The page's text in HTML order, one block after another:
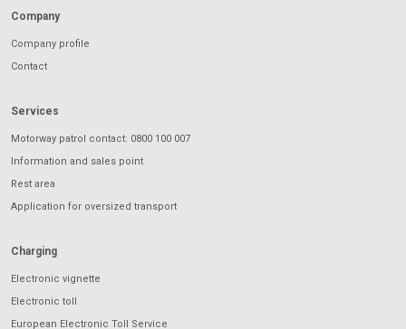
Company
Company profile
Contact
Services
Motorway patrol contact: 0800 100 007
Information and sales point
Rest area
Application for oversized transport
Charging
Electronic vignette
Electronic toll
European Electronic Toll Service